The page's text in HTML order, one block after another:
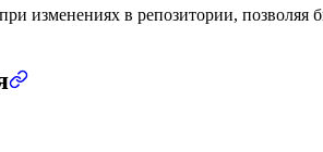
изменениях в репозитории,